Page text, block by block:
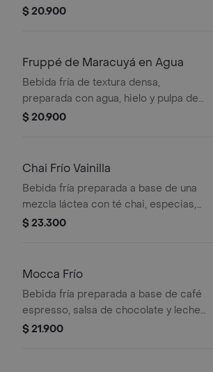
mora. Contiene azúcar añadida.
$ 20.900
Fruppé de Maracuyá en Agua
Bebida fría de textura densa,
preparada con agua, hielo y pulpa de
maracuýa. Contiene azúcar añadida.
$ 20.900
Chai Frío Vainilla
Bebida fría preparada a base de una
mezcla láctea con té chai, especias,
leche, miel, vainilla y almendras,
$ 23.300
Mocca Frío
Bebida fría preparada a base de café
espresso, salsa de chocolate y leche,
servida sobre hielo.
$ 21.900